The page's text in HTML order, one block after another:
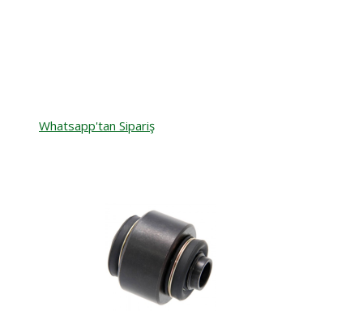
Whatsapp'tan Sipariş